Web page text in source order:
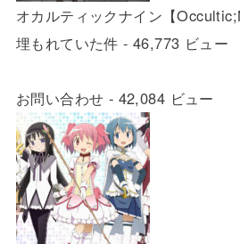
オカルティックナイン【
埋もれていた件 - 46,773 ビュー
お問い合わせ - 42,084 ビュー